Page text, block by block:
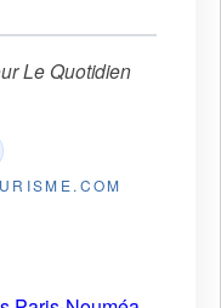
Le Quotidien